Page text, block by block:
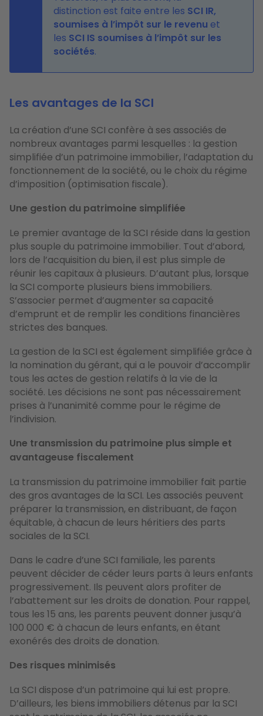
distinction est faite entre les SCI IR,
soumises à l’impôt sur le revenu et
les SCI IS soumises à l’impôt sur les
sociétés.
Les avantages de la SCI
La création d’une SCI confère à ses associés de
nombreux avantages parmi lesquelles : la gestion
simplifiée d’un patrimoine immobilier, l’adaptation du
fonctionnement de la société, ou le choix du régime
d’imposition (optimisation fiscale).
Une gestion du patrimoine simplifiée
Le premier avantage de la SCI réside dans la gestion
plus souple du patrimoine immobilier. Tout d’abord,
lors de l’acquisition du bien, il est plus simple de
réunir les capitaux à plusieurs. D’autant plus, lorsque
la SCI comporte plusieurs biens immobiliers.
S’associer permet d’augmenter sa capacité
d’emprunt et de remplir les conditions financières
strictes des banques.
La gestion de la SCI est également simplifiée grâce à
la nomination du gérant, qui a le pouvoir d’accomplir
tous les actes de gestion relatifs à la vie de la
société. Les décisions ne sont pas nécessairement
prises à l’unanimité comme pour le régime de
l’indivision.
Une transmission du patrimoine plus simple et
avantageuse fiscalement
La transmission du patrimoine immobilier fait partie
des gros avantages de la SCI. Les associés peuvent
préparer la transmission, en distribuant, de façon
équitable, à chacun de leurs héritiers des parts
sociales de la SCI.
Dans le cadre d’une SCI familiale, les parents
peuvent décider de céder leurs parts à leurs enfants
progressivement. Ils peuvent alors profiter de
l’abattement sur les droits de donation. Pour rappel,
tous les 15 ans, les parents peuvent donner jusqu’à
100 000 € à chacun de leurs enfants, en étant
exonérés des droits de donation.
Des risques minimisés
La SCI dispose d’un patrimoine qui lui est propre.
D’ailleurs, les biens immobiliers détenus par la SCI